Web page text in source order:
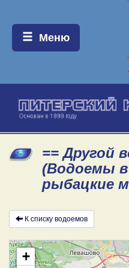
Меню:
Меню
== Другой
(Водоемы
рыбацкие
К списку водоемов
+